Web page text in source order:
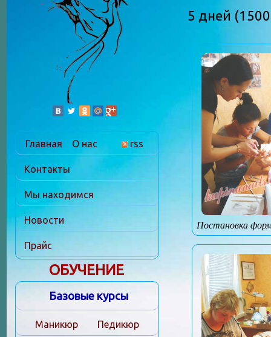
5 дней
Постановка
Главная О нас rss
Контакты
Мы находимся
Новости
Прайс
ОБУЧЕНИЕ
Базовые курсы
Маникюр Педикюр